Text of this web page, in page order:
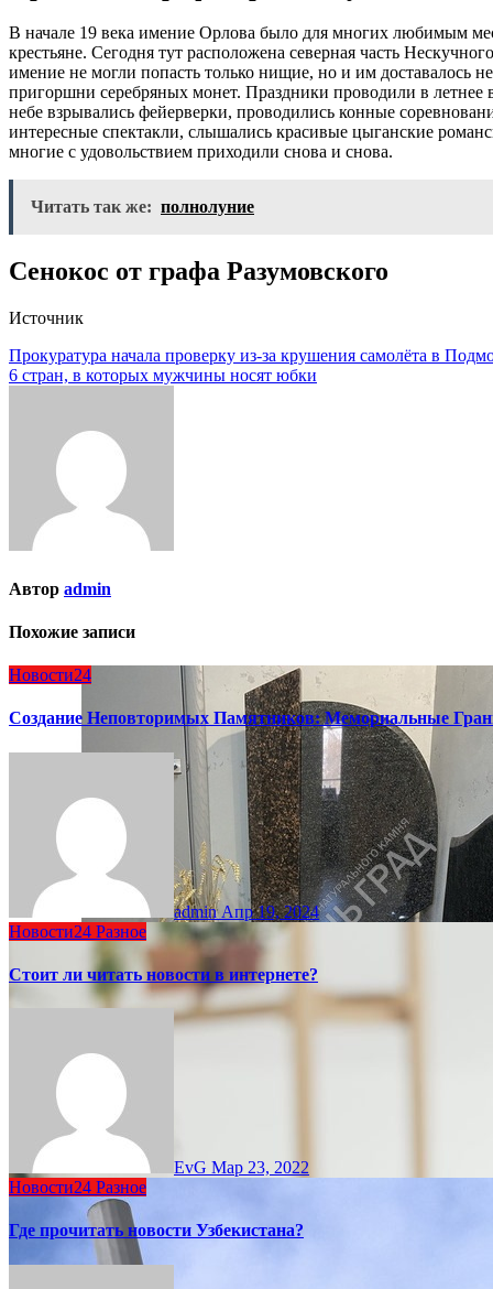
В начале 19 века имение Орлова было для многих любимым
крестьяне. Сегодня тут расположена северная часть
имение не могли попасть только нищие, но и им доставалось
пригоршни серебряных монет. Праздники проводили в летнее
небе взрывались фейерверки, проводились конные
интересные спектакли, слышались красивые цыганские
многие с удовольствием приходили снова и снова.
Читать так же: полнолуние
Сенокос от графа Разумовского
Источник
Навигация
по
Прокуратура начала проверку из-за крушения самолёта в
6 стран, в которых мужчины носят юбки
Автор admin
Похожие записи
Новости24
Создание Неповторимых Памятников: Мемориальные
adminАпр 19, 2024
Новости24 Разное
Стоит ли читать новости в интернете?
EvG Мар 23, 2022
Новости24 Разное
Где прочитать новости Узбекистана?